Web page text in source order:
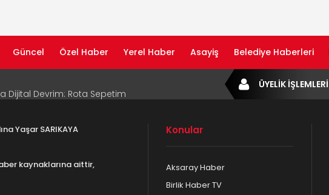
Güncel Özel Haber Yerel Haber Asayiş Belediye Haberleri
Rehberi ile Google ve Yapay Zeka
ÜYELİK İŞLEMLERİ
Yaşar SARIKAYA
kaynaklarına aittir,
Konular
Aksaray Haber
Birlik Haber TV